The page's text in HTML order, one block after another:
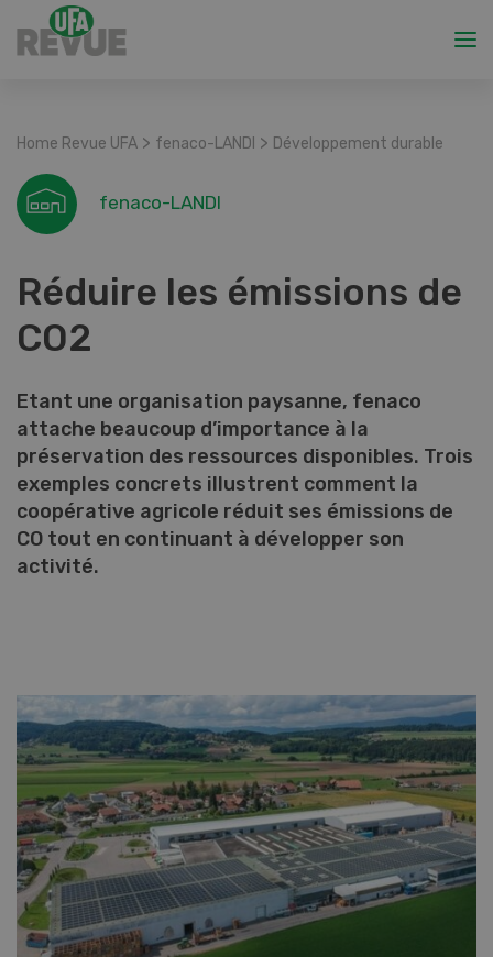
Home Revue UFA > fenaco-LANDI > Développement durable
fenaco-LANDI
Réduire les émissions de
CO2
Etant une organisation paysanne, fenaco
attache beaucoup d’importance à la
préservation des ressources disponibles. Trois
exemples concrets illustrent comment la
coopérative agricole réduit ses émissions de
CO tout en continuant à développer son
activité.